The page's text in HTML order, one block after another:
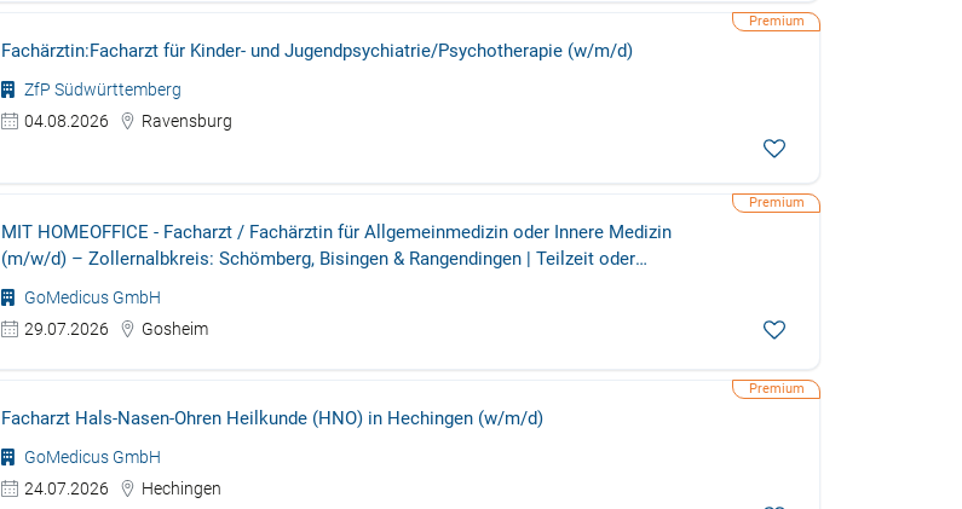
Fachärztin:Facharzt für Kinder- und Jugendpsychiatrie/Psychotherapie (w/m/d)
ZfP Südwürttemberg
04.08.2026
Ravensburg
MIT HOMEOFFICE - Facharzt / Fachärztin für Allgemeinmedizin oder Innere Medizin
(m/w/d) – Zollernalbkreis: Schömberg, Bisingen & Rangendingen | Teilzeit oder
Vollzeit
GoMedicus GmbH
29.07.2026
Gosheim
Facharzt Hals-Nasen-Ohren Heilkunde (HNO) in Hechingen (w/m/d)
GoMedicus GmbH
24.07.2026
Hechingen